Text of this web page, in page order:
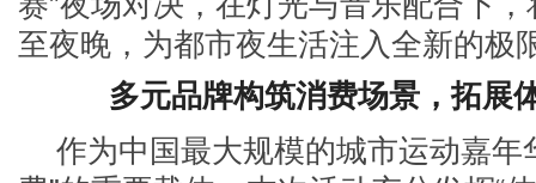
至夜晚，为都市夜生活注入全新的极
多元品牌构筑消费场景，拓展
作为中国最大规模的城市运动嘉年